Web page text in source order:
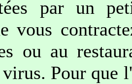
par un
vous
ou au
Pour que